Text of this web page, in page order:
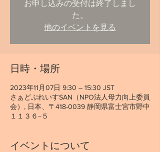
お申し込みの受付は終了しまし
た。
他のイベントを見る
日時・場所
2023年11月07日 9:30 – 15:30 JST
さぁどぷれいすSAN（NPO法人母力向上委員
会）, 日本、〒418-0039 静岡県富士宮市野中
１１３６−５
イベントについて